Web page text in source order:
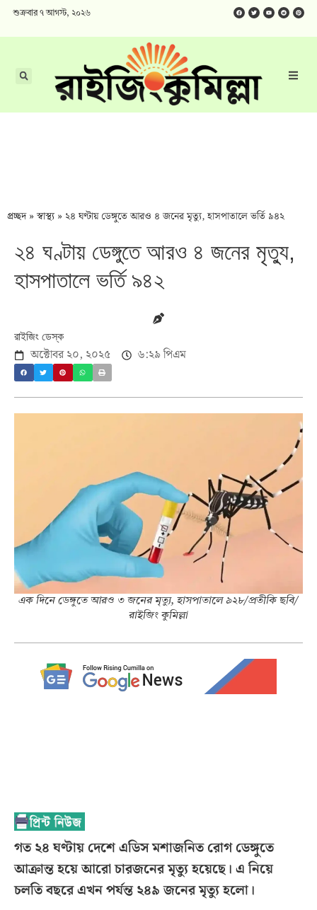
শুক্রবার ৭ আগস্ট, ২০২৬
প্রচ্ছদ»স্বাস্থ্য» ২৪ ঘণ্টায় ডেঙ্গুতে আরও ৪ জনের মৃত্যু, হাসপাতালে ভর্তি ৯৪২
২৪ ঘণ্টায় ডেঙ্গুতে আরও ৪ জনের মৃত্যু,
হাসপাতালে ভর্তি ৯৪২
রাইজিং ডেস্ক
অক্টোবর ২০, ২০২৫ ৬:২৯ পিএম
এক দিনে ডেঙ্গুতে আরও ৩ জনের মৃত্যু, হাসপাতালে ৯২৮/প্রতীকি ছবি/
রাইজিং কুমিল্লা
গত ২৪ ঘণ্টায় দেশে এডিস মশাজনিত রোগ ডেঙ্গুতে
আক্রান্ত হয়ে আরো চারজনের মৃত্যু হয়েছে। এ নিয়ে
চলতি বছরে এখন পর্যন্ত ২৪৯ জনের মৃত্যু হলো।